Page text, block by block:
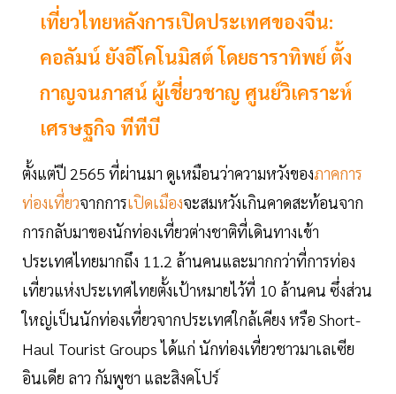
เที่ยวไทยหลังการเปิดประเทศของจีน:
คอลัมน์ ยังอีโคโนมิสต์ โดยธาราทิพย์ ตั้ง
กาญจนภาสน์ ผู้เชี่ยวชาญ ศูนย์วิเคราะห์
เศรษฐกิจ ทีทีบี
ตั้งแต่ปี 2565 ที่ผ่านมา ดูเหมือนว่าความหวังของภาคการ
ท่องเที่ยวจากการเปิดเมืองจะสมหวังเกินคาดสะท้อนจาก
การกลับมาของนักท่องเที่ยวต่างชาติที่เดินทางเข้า
ประเทศไทยมากถึง 11.2 ล้านคนและมากกว่าที่การท่อง
เที่ยวแห่งประเทศไทยตั้งเป้าหมายไว้ที่ 10 ล้านคน ซึ่งส่วน
ใหญ่เป็นนักท่องเที่ยวจากประเทศใกล้เคียง หรือ Short-
Haul Tourist Groups ได้แก่ นักท่องเที่ยวชาวมาเลเซีย
อินเดีย ลาว กัมพูชา และสิงคโปร์